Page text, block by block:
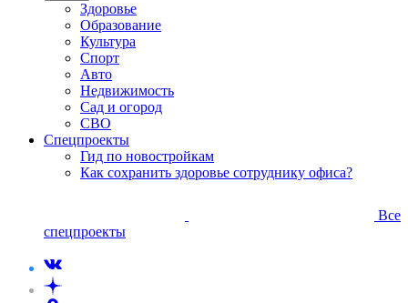
Здоровье
Образование
Культура
Спорт
Авто
Недвижимость
Сад и огород
СВО
Спецпроекты
Гид по новостройкам
Как сохранить здоровье сотруднику офиса?
Все
спецпроекты